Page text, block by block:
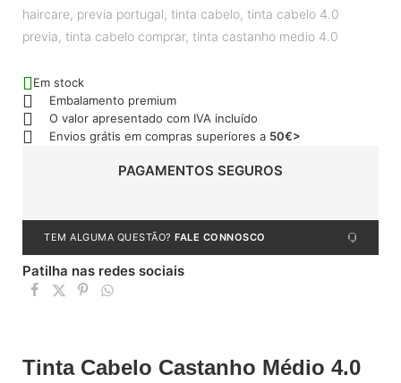
haircare, previa portugal, tinta cabelo, tinta cabelo 4.0
previa, tinta cabelo comprar, tinta castanho medio 4.0
Em stock
Embalamento premium
O valor apresentado com IVA incluído
Envios grátis em compras superiores a 50€>
PAGAMENTOS SEGUROS
TEM ALGUMA QUESTÃO? FALE CONNOSCO
Patilha nas redes sociais
Tinta Cabelo Castanho Médio 4.0